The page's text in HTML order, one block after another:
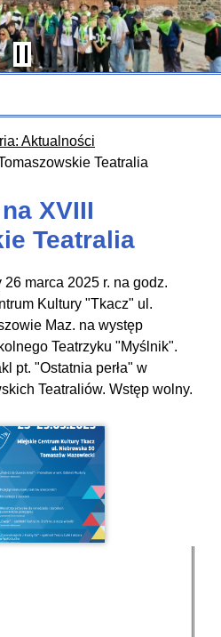
Aktualności
Teatralia
XVIII
Teatralia
marca 2025 r. na godz.
Kultury "Tkacz" ul.
Maz. na występ
Teatrzyku "Myślnik".
pt. "Ostatnia perła" w
Teatraliów. Wstęp wolny.